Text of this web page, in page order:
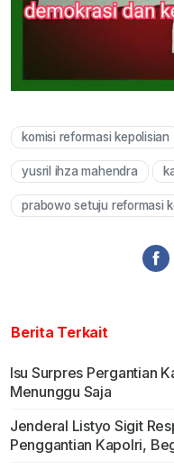
komisi reformasi kepolisian
yusril ihza mahendra
prabowo setuju reformasi
Berita Terkait
Isu Surpres Pergantian
Menunggu Saja
Jenderal Listyo Sigit
Penggantian Kapolri,